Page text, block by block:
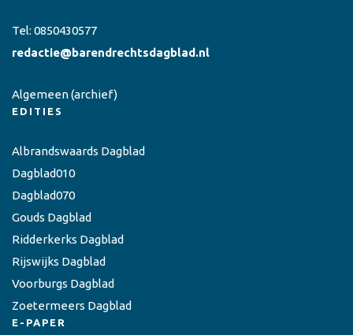
Tel: 0850430577
redactie@barendrechtsdagblad.nl
Algemeen(archief)
EDITIES
Albrandswaards Dagblad
Dagblad010
Dagblad070
Gouds Dagblad
Ridderkerks Dagblad
Rijswijks Dagblad
Voorburgs Dagblad
Zoetermeers Dagblad
E-PAPER